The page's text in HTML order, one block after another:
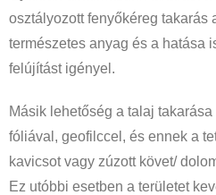
osztályozott fenyőkéreg takarás
természetes anyag és a hatása
felújítást igényel.
Másik lehetőség a talaj
fóliával, geofilccel, és ennek a
kavicsot vagy zúzott követ/
Ez utóbbi esetben a területet